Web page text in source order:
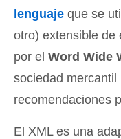
lenguaje que se
otro) extensible de
por el Word Wide
sociedad
recomendaciones
El XML es una